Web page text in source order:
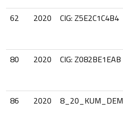
62
2020 CIG: Z5E2C1C4B4
80
2020 CIG: Z082BE1EAB
86
2020 8_20_KUM_DEM